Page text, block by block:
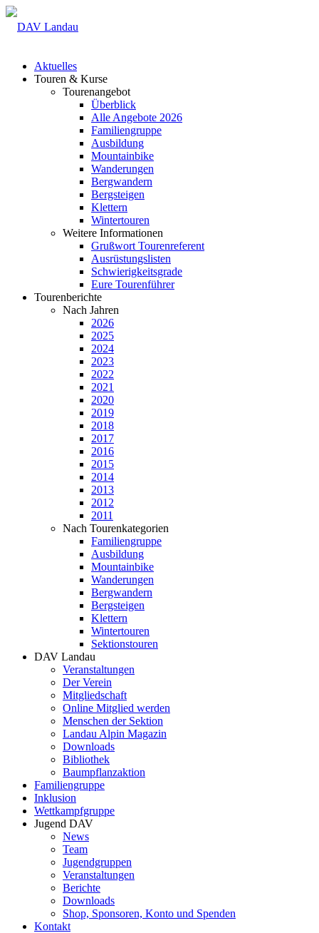
Aktuelles
Touren & Kurse
Tourenangebot
Überblick
Alle Angebote 2026
Familiengruppe
Ausbildung
Mountainbike
Wanderungen
Bergwandern
Bergsteigen
Klettern
Wintertouren
Weitere Informationen
Grußwort Tourenreferent
Ausrüstungslisten
Schwierigkeitsgrade
Eure Tourenführer
Tourenberichte
Nach Jahren
2026
2025
2024
2023
2022
2021
2020
2019
2018
2017
2016
2015
2014
2013
2012
2011
Nach Tourenkategorien
Familiengruppe
Ausbildung
Mountainbike
Wanderungen
Bergwandern
Bergsteigen
Klettern
Wintertouren
Sektionstouren
DAV Landau
Veranstaltungen
Der Verein
Mitgliedschaft
Online Mitglied werden
Menschen der Sektion
Landau Alpin Magazin
Downloads
Bibliothek
Baumpflanzaktion
Familiengruppe
Inklusion
Wettkampfgruppe
Jugend DAV
News
Team
Jugendgruppen
Veranstaltungen
Berichte
Downloads
Shop, Sponsoren, Konto und Spenden
Kontakt